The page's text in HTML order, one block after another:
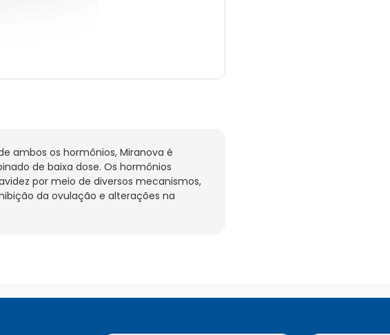
ambos os hormônios, Miranova é
de baixa dose. Os hormônios
por meio de diversos mecanismos,
da ovulação e alterações na